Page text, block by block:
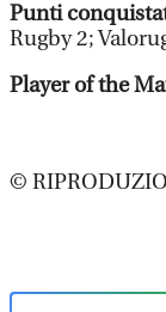
Punti
Rugby 2;
Player of the
©